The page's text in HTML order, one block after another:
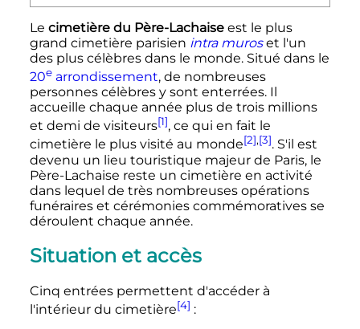
Le cimetière du Père-Lachaiseest le plus
grand cimetière parisien intra muroset l'un
des plus célèbres dans le monde. Situé dans le
20e arrondissement, de nombreuses
personnes célèbres y sont enterrées. Il
accueille chaque année plus de trois millions
et demi de visiteurs[1], ce qui en fait le
cimetière le plus visité au monde[2],[3]. S'il est
devenu un lieu touristique majeur de Paris, le
Père-Lachaise reste un cimetière en activité
dans lequel de très nombreuses opérations
funéraires et cérémonies commémoratives se
déroulent chaque année.
Situation et accès
Cinq entrées permettent d'accéder à
l'intérieur du cimetière[4] :